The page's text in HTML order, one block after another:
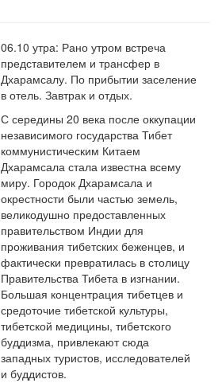
06.10 утра: Рано утром встреча
представителем и трансфер в
Дхарамсалу. По прибытии заселение
в отель. Завтрак и отдых.
С середины 20 века после оккупации
независимого государства Тибет
коммунистическим Китаем
Дхарамсала стала известна всему
миру. Городок Дхарамсала и
окрестности были частью земель,
великодушно предоставленных
правительством Индии для
проживания тибетских беженцев, и
фактически превратилась в столицу
Правительства Тибета в изгнании.
Большая концентрация тибетцев и
средоточие тибетской культуры,
тибетской медицины, тибетского
буддизма, привлекают сюда
западных туристов, исследователей
и буддистов.